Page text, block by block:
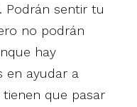
Podrán sentir tu
no podrán
hay
en ayudar a
que pasar